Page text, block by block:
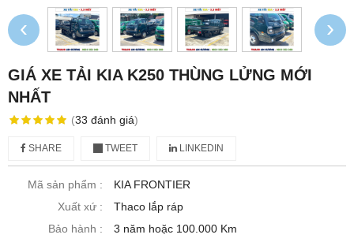
‹ ›
GIÁ XE TẢI KIA K250 THÙNG LỬNG MỚI
NHẤT
(33 đánh giá)
SHARE TWEET LINKEDIN
Mã sản phẩm :
KIA FRONTIER
Xuất xứ :
Thaco lắp ráp
Bảo hành :
3 năm hoặc 100.000 Km